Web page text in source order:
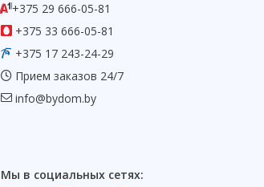
+375 29 666-05-81
+375 33 666-05-81
+375 17 243-24-29
Прием заказов 24/7
info@bydom.by
Мы в социальных сетях: